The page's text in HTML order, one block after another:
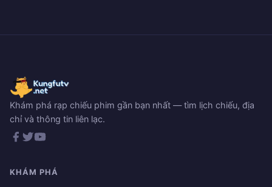
Khám phá rạp chiếu phim gần bạn nhất — tìm lịch chiếu, địa
chỉ và thông tin liên lạc.
KHÁM PHÁ